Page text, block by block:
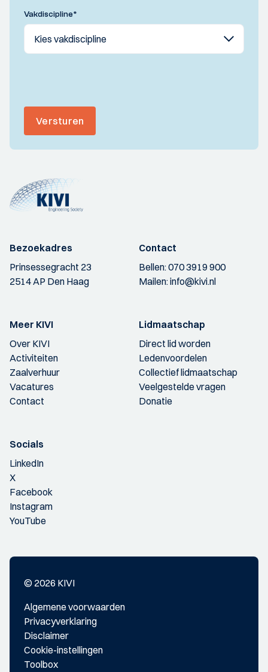
Vakdiscipline*
Versturen
Bezoekadres
Prinsessegracht 23
2514 AP Den Haag
Contact
Bellen:070 3919 900
Mailen:info@kivi.nl
Meer KIVI
Over KIVI
Activiteiten
Zaalverhuur
Vacatures
Contact
Lidmaatschap
Direct lid worden
Ledenvoordelen
Collectief lidmaatschap
Veelgestelde vragen
Donatie
Socials
LinkedIn
X
Facebook
Instagram
YouTube
© 2026 KIVI
Algemene voorwaarden
Privacyverklaring
Disclaimer
Cookie-instellingen
Toolbox